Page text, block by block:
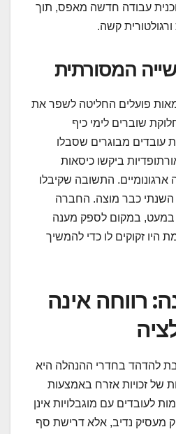
עבודה חדשה מאפס, תוך
קשה.
פועלים החליטה לשפר את
שוברים לימי כיף
עובדים מבוגרים שסבלו
ביקשו כיסאות
ארגונומיים. התשובה שקיבלו
השנתי כבר מוצה. החברה
במעט, במקום לספק מענה
היו זקוקים לו כדי להמשיך
רווחה אינה
להדהד בחדרי ההנהלה היא
של זכויות אזרח באמצעות
לעובדים עם מוגבלויות אינן
מעסיק נדיב, אלא דרישת סף